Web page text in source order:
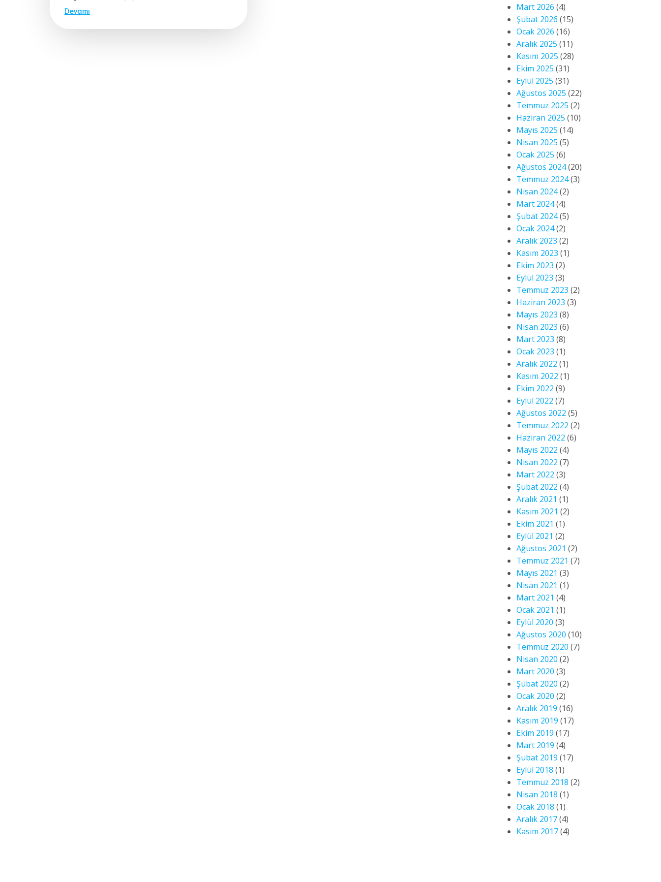
Devamı Mart 2026 (4)
Şubat 2026 (15)
Ocak 2026 (16)
Aralık 2025 (11)
Kasım 2025 (28)
Ekim 2025 (31)
Eylül 2025 (31)
Ağustos 2025 (22)
Temmuz 2025 (2)
Haziran 2025 (10)
Mayıs 2025 (14)
Nisan 2025 (5)
Ocak 2025 (6)
Ağustos 2024(20)
Temmuz 2024(3)
Nisan 2024(2)
Mart 2024(4)
Şubat 2024(5)
Ocak 2024(2)
Aralık 2023 (2)
Kasım 2023 (1)
Ekim 2023 (2)
Eylül 2023 (3)
Temmuz 2023 (2)
Haziran 2023 (3)
Mayıs 2023 (8)
Nisan 2023 (6)
Mart 2023 (8)
Ocak 2023 (1)
Aralık 2022 (1)
Kasım 2022 (1)
Ekim 2022 (9)
Eylül 2022 (7)
Ağustos 2022 (5)
Temmuz 2022 (2)
Haziran 2022 (6)
Mayıs 2022 (4)
Nisan 2022 (7)
Mart 2022 (3)
Şubat 2022 (4)
Aralık 2021 (1)
Kasım 2021 (2)
Ekim 2021 (1)
Eylül 2021 (2)
Ağustos 2021 (2)
Temmuz 2021 (7)
Mayıs 2021 (3)
Nisan 2021 (1)
Mart 2021 (4)
Ocak 2021 (1)
Eylül 2020 (3)
Ağustos 2020 (10)
Temmuz 2020 (7)
Nisan 2020 (2)
Mart 2020 (3)
Şubat 2020 (2)
Ocak 2020 (2)
Aralık 2019 (16)
Kasım 2019 (17)
Ekim 2019 (17)
Mart 2019 (4)
Şubat 2019 (17)
Eylül 2018 (1)
Temmuz 2018 (2)
Nisan 2018 (1)
Ocak 2018 (1)
Aralık 2017(4)
Kasım 2017(4)